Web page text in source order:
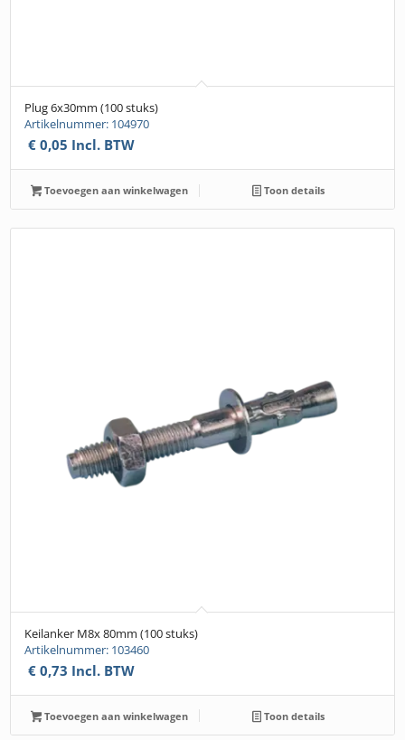
Plug 6x30mm (100 stuks)
Artikelnummer: 104970
€ 0,05 Incl. BTW
Toevoegen aan winkelwagen Toon details
Keilanker M8x 80mm (100 stuks)
Artikelnummer: 103460
€ 0,73 Incl. BTW
Toevoegen aan winkelwagen Toon details